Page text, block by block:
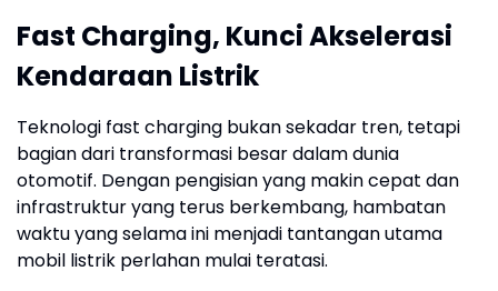
Fast Charging, Kunci Akselerasi
Kendaraan Listrik
Teknologi fast charging bukan sekadar tren, tetapi
bagian dari transformasi besar dalam dunia
otomotif. Dengan pengisian yang makin cepat dan
infrastruktur yang terus berkembang, hambatan
waktu yang selama ini menjadi tantangan utama
mobil listrik perlahan mulai teratasi.